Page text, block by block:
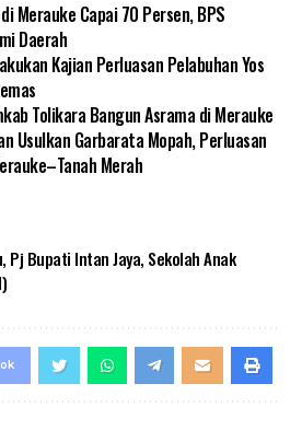
Merauke Capai 70 Persen, BPS
Daerah
Kajian Perluasan Pelabuhan Yos
Tolikara Bangun Asrama di Merauke
Usulkan Garbarata Mopah, Perluasan
Merah
, Pj Bupati Intan Jaya, Sekolah Anak